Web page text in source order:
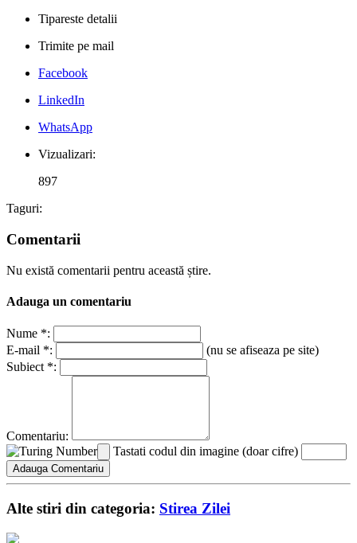
Tipareste detalii
Trimite pe mail
Facebook
LinkedIn
WhatsApp
Vizualizari:
897
Taguri:
Comentarii
Nu există comentarii pentru această știre.
Adauga un comentariu
Nume *:
E-mail *:
(nu se afiseaza pe site)
Subiect *:
Comentariu:
Tastati codul din imagine (doar cifre)
Alte stiri din categoria: Stirea Zilei